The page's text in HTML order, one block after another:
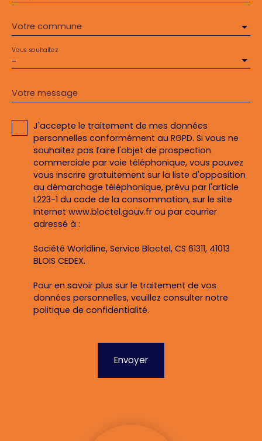
Votre commune
-
Vous souhaitez
Votre message
J'accepte le traitement de mes données
personnelles conformément au RGPD. Si vous ne
souhaitez pas faire l'objet de prospection
commerciale par voie téléphonique, vous pouvez
vous inscrire gratuitement sur la liste d'opposition
au démarchage téléphonique, prévu par l'article
L223-1 du code de la consommation, sur le site
Internet www.bloctel.gouv.fr ou par courrier
adressé à :
Société Worldline, Service Bloctel, CS 61311, 41013
BLOIS CEDEX.
Pour en savoir plus sur le traitement de vos
données personnelles, veuillez consulter notre
politique de confidentialité.
Envoyer